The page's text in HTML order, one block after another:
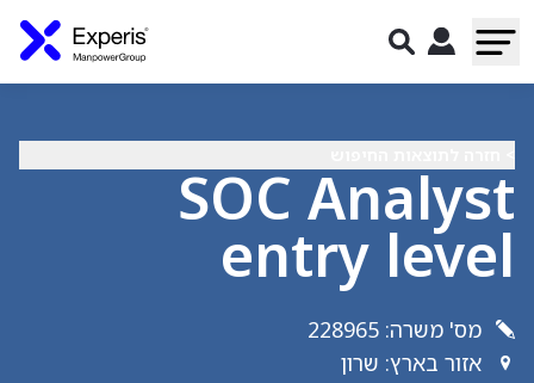
SOC Analyst
entry level
מס' משרה:
228965
אזור בארץ: שרון